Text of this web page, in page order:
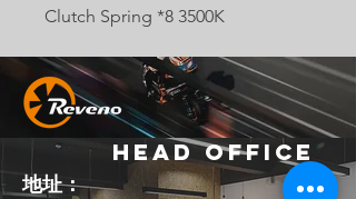
Clutch Spring *8 3500K
Head Office
地址：